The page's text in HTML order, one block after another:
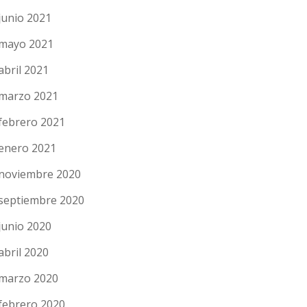
2021
2021
2021
2021
2021
2021
2020
2020
2020
2020
2020